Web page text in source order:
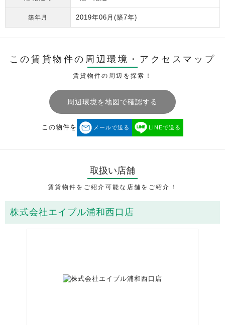
築年月 2019年06月 (築7年)
この賃貸物件の周辺環境・ アクセスマップ
賃貸物件の周辺を探索！
周辺環境を地図で確認する
この物件を メールで送る LINEで送る
取扱い店舗
賃貸物件をご紹介可能な店舗をご紹介！
株式会社エイブル浦和西口店